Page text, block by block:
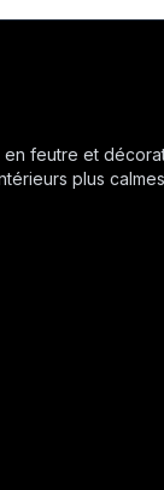
feutre et
plus